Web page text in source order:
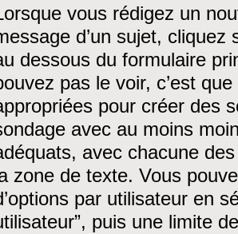
vous rédigez un
d’un sujet, cliquez
dessous du formulaire
pas le voir, c’est
pour créer des
avec au moins
avec chacune
zone de texte. Vous
par utilisateur en
puis une limite